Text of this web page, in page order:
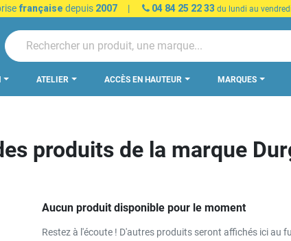
française depuis 2007 | 04 84 25 22 33 du lundi au
ATELIER ACCÈS EN HAUTEUR MARQUES
produits de la marque
Aucun produit disponible pour le moment
Restez à l'écoute ! D'autres produits seront affichés ici au